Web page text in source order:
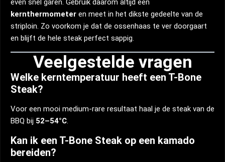
even snel garen. Gebruik daarom altijd een
kernthermometer en meet in het dikste gedeelte van de
striploin. Zo voorkom je dat de ossenhaas te ver doorgaart
en blijft de hele steak perfect sappig.
Veelgestelde vragen
Welke kerntemperatuur heeft een T-Bone
Steak?
Voor een mooi medium-rare resultaat haal je de steak van de
BBQ bij 52–54°C.
Kan ik een T-Bone Steak op een kamado
bereiden?